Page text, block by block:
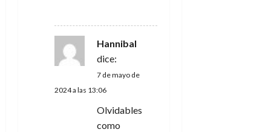
Hannibal
dice:
7 de mayo de
2024 a las 13:06
Olvidables
como